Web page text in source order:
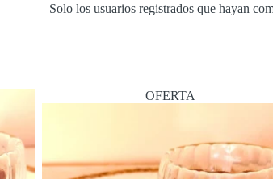
Solo los usuarios registrados que hayan
OFERTA